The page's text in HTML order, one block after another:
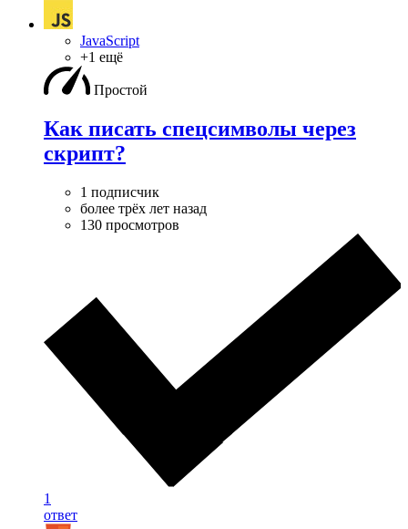
JavaScript
+1 ещё
Простой
Как писать спецсимволы через
скрипт?
1 подписчик
более трёх лет назад
130 просмотров
1
ответ